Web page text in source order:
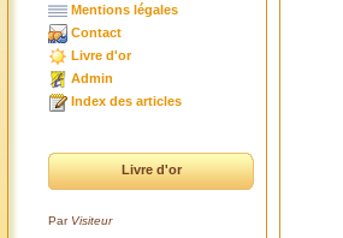
Mentions légales
Contact
Livre d'or
Admin
Index des articles
Livre d'or
Par Visiteur